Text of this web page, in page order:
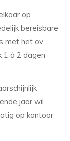
op
bereisbare
met het ov
1 à 2 dagen
jaar wil
op kantoor